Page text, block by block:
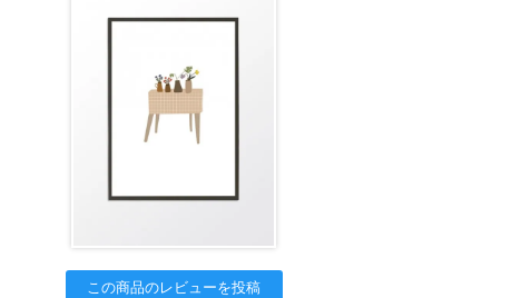
この商品のレビューを投稿